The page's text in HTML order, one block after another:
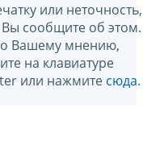
или неточность,
сообщите об этом.
Вашему мнению,
на клавиатуре
или нажмите сюда.